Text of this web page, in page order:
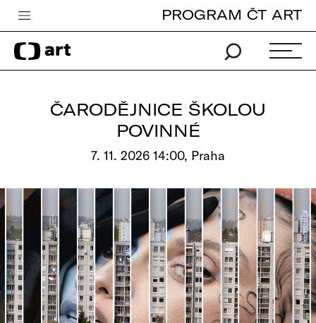
Česká televize
Zpravodajství
Vše o ČT
PROGRAM ČT ART
ČARODĚJNICE ŠKOLOU
POVINNÉ
7. 11. 2026 14:00, Praha